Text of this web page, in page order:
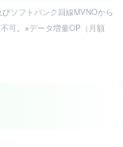
ソフトバンク回線MVNOから
可。※データ増量OP（月額